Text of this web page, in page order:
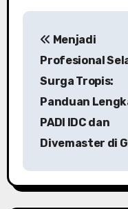
P
a
v
Menjadi
Profesional
Surga Tropis:
Panduan
PADI IDC dan
Divemaster di